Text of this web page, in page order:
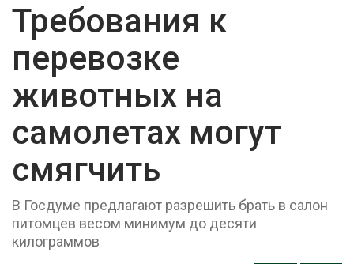
Требования к
перевозке
животных на
самолетах могут
смягчить
В Госдуме предлагают разрешить брать в салон
питомцев весом минимум до десяти
килограммов